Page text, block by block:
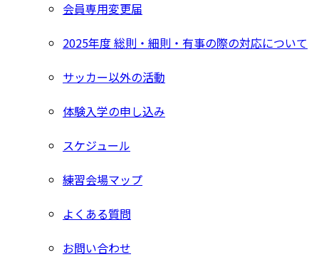
会員専用変更届
2025年度 総則・細則・有事の際の対応について
サッカー以外の活動
体験入学の申し込み
スケジュール
練習会場マップ
よくある質問
お問い合わせ